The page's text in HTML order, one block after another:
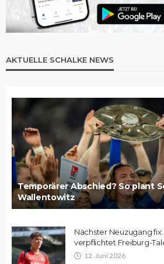
AKTUELLE SCHALKE NEWS
Temporärer Abschied? So plant
Wallentowitz
Nächster Neuzugang
verpflichtet Freiburg-
12. Juni 2026